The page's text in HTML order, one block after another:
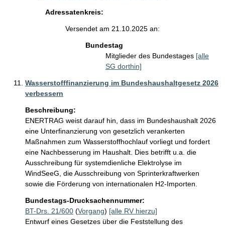
Adressatenkreis:
Versendet am 21.10.2025 an:
Bundestag
Mitglieder des Bundestages [alle
SG dorthin]
Wasserstofffinanzierung im Bundeshaushaltgesetz 2026
verbessern
Beschreibung:
ENERTRAG weist darauf hin, dass im Bundeshaushalt 2026
eine Unterfinanzierung von gesetzlich verankerten
Maßnahmen zum Wasserstoffhochlauf vorliegt und fordert
eine Nachbesserung im Haushalt. Dies betrifft u.a. die
Ausschreibung für systemdienliche Elektrolyse im
WindSeeG, die Ausschreibung von Sprinterkraftwerken
sowie die Förderung von internationalen H2-Importen.
Bundestags-Drucksachennummer:
BT-Drs. 21/600 (Vorgang) [alle RV hierzu]
Entwurf eines Gesetzes über die Feststellung des